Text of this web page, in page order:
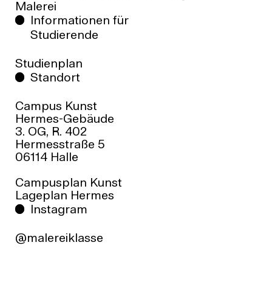
Rechtsgrundlagen
F +49 (0)345-7751 517
ed.ellah-grub@ofniduts
ABSCHLUSS
STUDIENBEGINN
Wintersemester, Studienanfänger*innen pro
REGELSTUDIENZEIT
Grundstudium: 4 Semester,
Hauptstudium: 6 Semester (einschließlich
Diplomarbeit)
Arbeit, Diplomkolloquium
KOSTEN
Keine Studiengebühren
Infos für Studieninteressierte
Malerei
Informationen für
Studierende
Studienplan
Standort
Campus Kunst
Hermes-Gebäude
3. OG, R. 402
Hermesstraße 5
06114 Halle
Campusplan Kunst
Lageplan Hermes
Instagram
@malereiklasse